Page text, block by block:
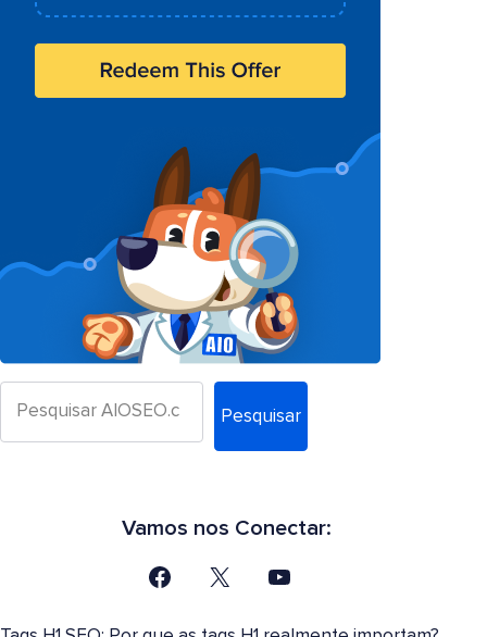
Pesquisar
Vamos nos Conectar: